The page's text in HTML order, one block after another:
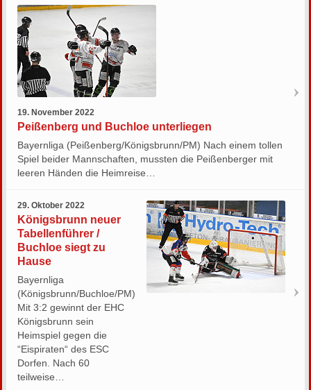
19. November 2022
Peißenberg und Buchloe unterliegen
Bayernliga (Peißenberg/Königsbrunn/PM) Nach einem tollen
Spiel beider Mannschaften, mussten die Peißenberger mit
leeren Händen die Heimreise…
29. Oktober 2022
Königsbrunn neuer
Tabellenführer /
Buchloe siegt zu
Hause
Bayernliga
(Königsbrunn/Buchloe/PM)
Mit 3:2 gewinnt der EHC
Königsbrunn sein
Heimspiel gegen die
“Eispiraten“ des ESC
Dorfen. Nach 60
teilweise…